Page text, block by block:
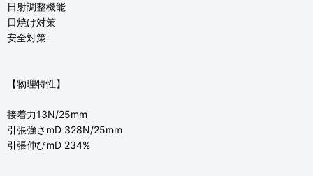
日射調整機能
日焼け対策
安全対策
【物理特性】
接着力13N/25mm
引張強さmD 328N/25mm
引張伸びmD 234%